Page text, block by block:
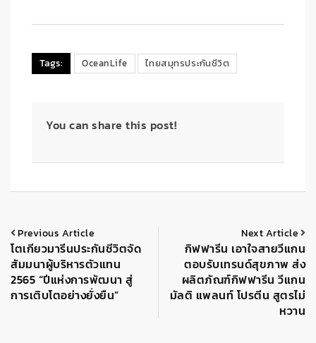
Tags: OceanLife ไทยสมุทรประกันชีวิต
You can share this post!
Previous Article
โตเกียวมารีนประกันชีวิตจัด
สัมมนาผู้บริหารตัวแทน
2565 “ปีแห่งการพัฒนา สู่
การเติบโตอย่างยั่งยืน”
Next Article
กิฟฟารีน เอาใจสายวีแกน
ตอบรับเทรนด์สุขภาพ ส่ง
ผลิตภัณฑ์กิฟฟารีน วีแกน
มัลติ แพลนท์ โปรตีน สูตรไม่
หวาน